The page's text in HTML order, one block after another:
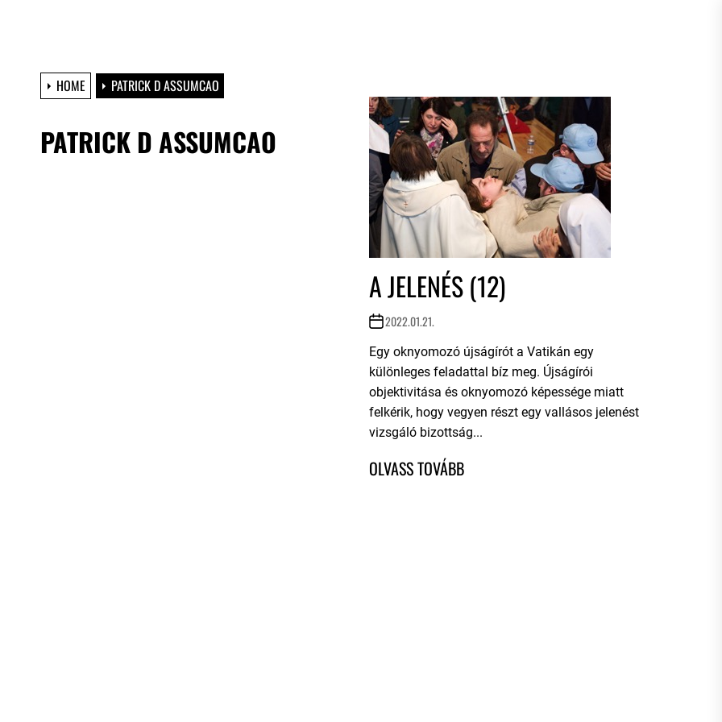
HOME PATRICK D ASSUMCAO
PATRICK D ASSUMCAO
A JELENÉS (12)
2022.01.21.
Egy oknyomozó újságírót a Vatikán egy
különleges feladattal bíz meg. Újságírói
objektivitása és oknyomozó képessége miatt
felkérik, hogy vegyen részt egy vallásos jelenést
vizsgáló bizottság...